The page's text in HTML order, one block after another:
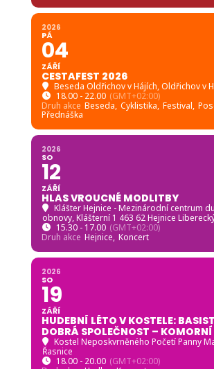
2026
PÁ
04
ZÁŘÍ
CESTAFEST 2026
Beseda Oldřichov v Hájích, Oldřichov v
18.00 - 22.00 (GMT+02:00)
Druh akce Beseda, Cyklistika, Festival,
Přednáška
2026
SO
12
ZÁŘÍ
HLAS VROUCNÉ MODLITBY
Klášter Hejnice - Mezinárodní centrum
obnovy, Klášterní 1 463 62 Hejnice
15.30 - 17.00 (GMT+02:00)
Druh akce Hejnice, Koncert
2026
SO
19
ZÁŘÍ
HUDEBNÍ LÉTO V KOSTELE:
DOBRÁ SPOLEČNOST –
Kostel Neposkvrněného Početí Panny
Řasnice
18.00 - 20.00 (GMT+02:00)